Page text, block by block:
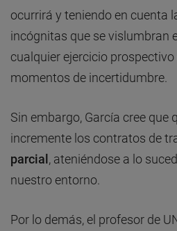
ocurrirá y teniendo en cuenta
incógnitas que se vislumbran
cualquier ejercicio
momentos de incertidumbre.
Sin embargo, García cree que
incremente los contratos de
parcial , ateniéndose a lo
nuestro entorno.
Por lo demás, el profesor de